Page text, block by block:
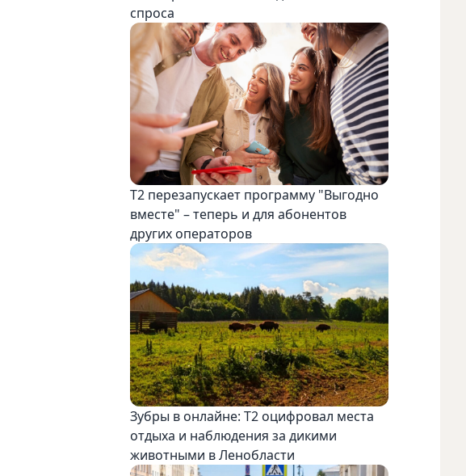
спроса
Т2 перезапускает программу "Выгодно
вместе" – теперь и для абонентов
других операторов
Зубры в онлайне: Т2 оцифровал места
отдыха и наблюдения за дикими
животными в Ленобласти